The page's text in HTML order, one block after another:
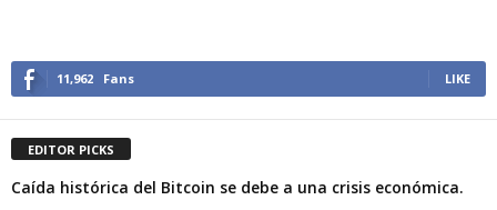
11,962 Fans LIKE
EDITOR PICKS
Caída histórica del Bitcoin se debe a una crisis económica.